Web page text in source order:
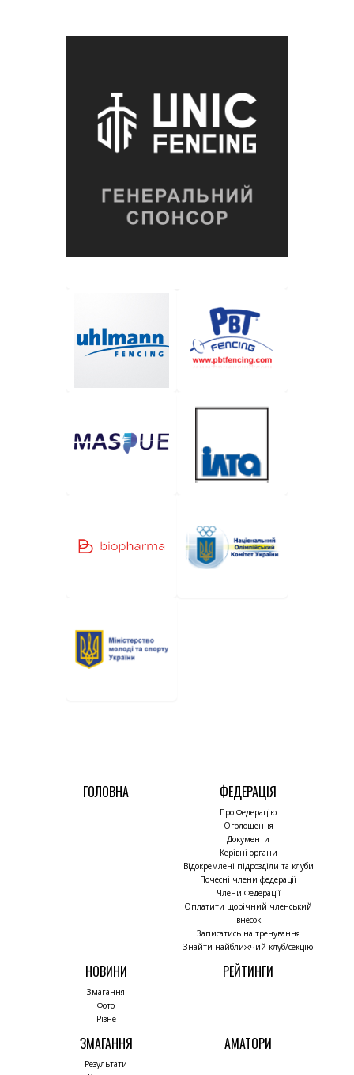
ГОЛОВНА ФЕДЕРАЦІЯ
Про Федерацію
Оголошення
Документи
Керівні органи
Відокремлені підрозділи та клуби
Почесні члени федерації
Члени Федерації
Оплатити щорічний членський
внесок
Записатись на тренування
Знайти найближчий клуб/секцію
НОВИНИ
Змагання
Фото
Різне
РЕЙТИНГИ
ЗМАГАННЯ
Результати
АМАТОРИ